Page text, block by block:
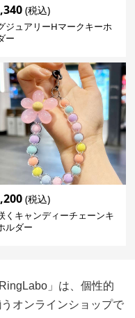
(税込)
ジュアリーHマークキーホ
ー
(税込)
くキャンディーチェーンキ
ルダー
」は、個性的
オンラインショップで